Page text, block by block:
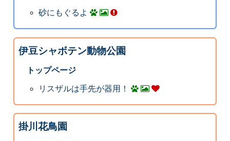
砂にもぐるよ
伊豆シャボテン動物公園
トップページ
リスザルは手先が器用！
掛川花鳥園